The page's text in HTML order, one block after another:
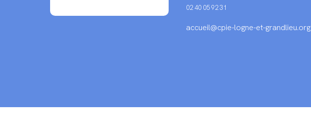
02 40 05 92 31
accueil@cpie-logne-et-grandlieu.org